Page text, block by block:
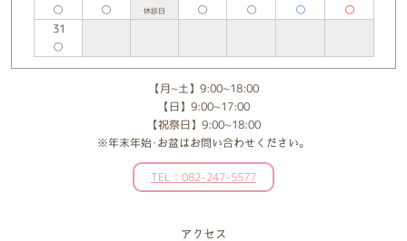
○
○
休診日
○
○
○
○
31
○
【月~土】9:00~18:00
【日】9:00~17:00
【祝祭日】9:00~18:00
※年末年始･お盆はお問い合わせください。
TEL：082-247-5577